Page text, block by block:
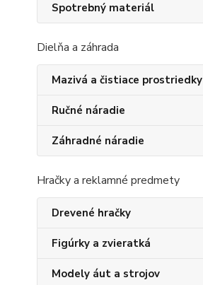
Spotrebný materiál
Dielňa a záhrada
Mazivá a čistiace prostriedky
Ručné náradie
Záhradné náradie
Hračky a reklamné predmety
Drevené hračky
Figúrky a zvieratká
Modely áut a strojov